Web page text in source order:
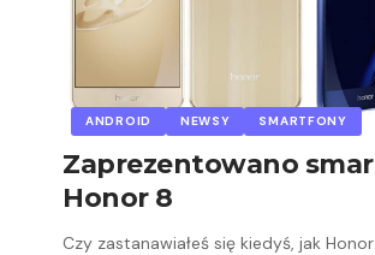
ANDROID NEWSY SMARTFONY
Zaprezentowano
Honor 8
Czy zastanawiałeś się kiedyś, jak